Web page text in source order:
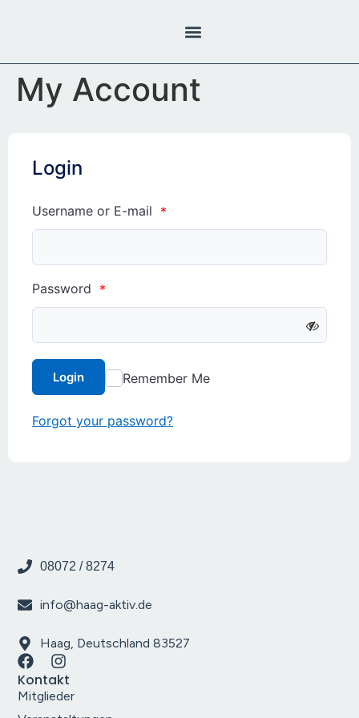
My Account
Login
Username or E-mail *
Password *
Login Remember Me
Forgot your password?
08072 / 8274
info@haag-aktiv.de
Haag, Deutschland 83527
Kontakt
Mitglieder